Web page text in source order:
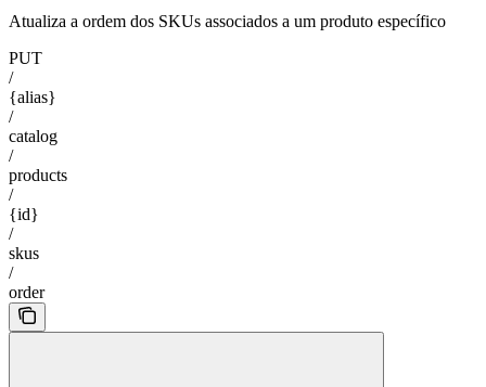
Atualiza a ordem dos SKUs associados a um produto específico
PUT
/
{alias}
/
catalog
/
products
/
{id}
/
skus
/
order